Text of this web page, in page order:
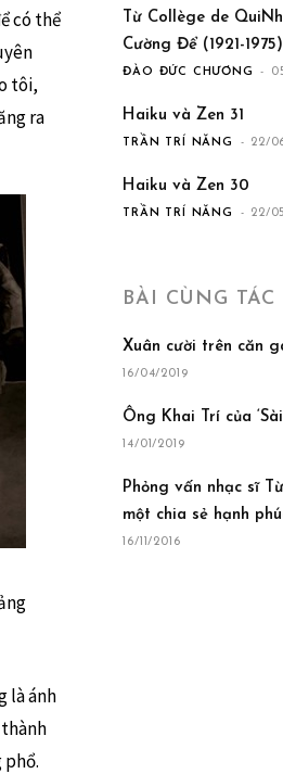
có thể
tôi,
ra
là ánh
phổ.
Từ Collège de
Cường Để (1921-1975)
ĐÀO ĐỨC CHƯƠNG -
Haiku và Zen 31
TRẦN TRÍ NĂNG - 22/
Haiku và Zen 30
TRẦN TRÍ NĂNG - 22/
BÀI CÙNG TÁC
Xuân cười trên căn
16/04/2019
Ông Khai Trí của
14/01/2019
Phỏng vấn nhạc sĩ
một chia sẻ hạnh
16/11/2016